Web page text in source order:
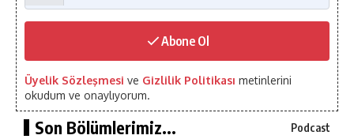
Abone Ol
Üyelik Sözleşmesi ve Gizlilik Politikası metinlerini
okudum ve onaylıyorum.
Son Bölümlerimiz... Podcast